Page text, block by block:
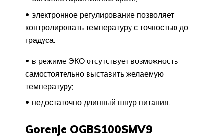
электронное регулирование позволяет
контролировать температуру с точностью до
градуса.
в режиме ЭКО отсутствует возможность
самостоятельно выставить желаемую
температуру;
недостаточно длинный шнур питания.
Gorenje OGBS100SMV9